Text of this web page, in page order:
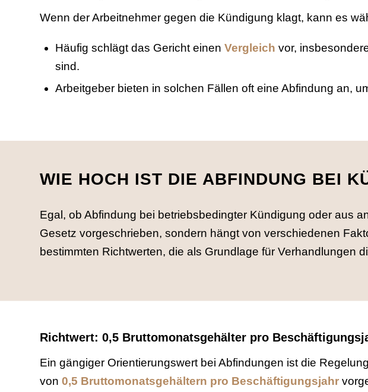
Wenn der Arbeitnehmer gegen die Kündigung klagt, kann es
Häufig schlägt das Gericht einen Vergleich vor,
sind.
Arbeitgeber bieten in solchen Fällen oft eine Abfindung an,
WIE HOCH IST DIE ABFINDUNG BEI
Egal, ob Abfindung bei betriebsbedingter Kündigung oder aus
Gesetz vorgeschrieben, sondern hängt von verschiedenen
bestimmten Richtwerten, die als Grundlage für Verhandlungen
Richtwert: 0,5 Bruttomonatsgehälter pro
Ein gängiger Orientierungswert bei Abfindungen ist die
von 0,5 Bruttomonatsgehältern pro Beschäftigungsjahr